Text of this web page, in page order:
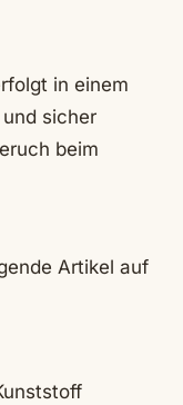
in einem
sicher
beim
Artikel auf